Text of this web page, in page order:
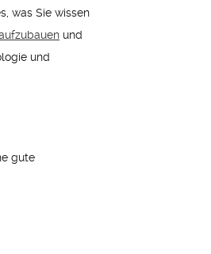
was Sie wissen
und
und
gute